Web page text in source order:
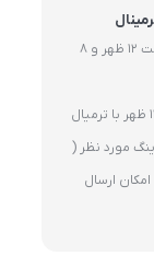
روز های غیر تعطیل ارسال ساعت 12 ظهر و 8
مورد نظر (
ارسال